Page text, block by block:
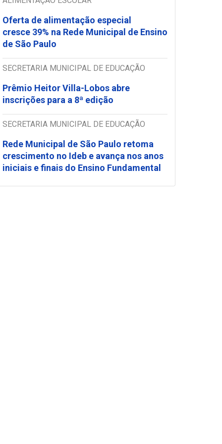
Oferta de alimentação especial
cresce 39% na Rede Municipal de Ensino
de São Paulo
SECRETARIA MUNICIPAL DE EDUCAÇÃO
Prêmio Heitor Villa-Lobos abre
inscrições para a 8ª edição
SECRETARIA MUNICIPAL DE EDUCAÇÃO
Rede Municipal de São Paulo retoma
crescimento no Ideb e avança nos anos
iniciais e finais do Ensino Fundamental